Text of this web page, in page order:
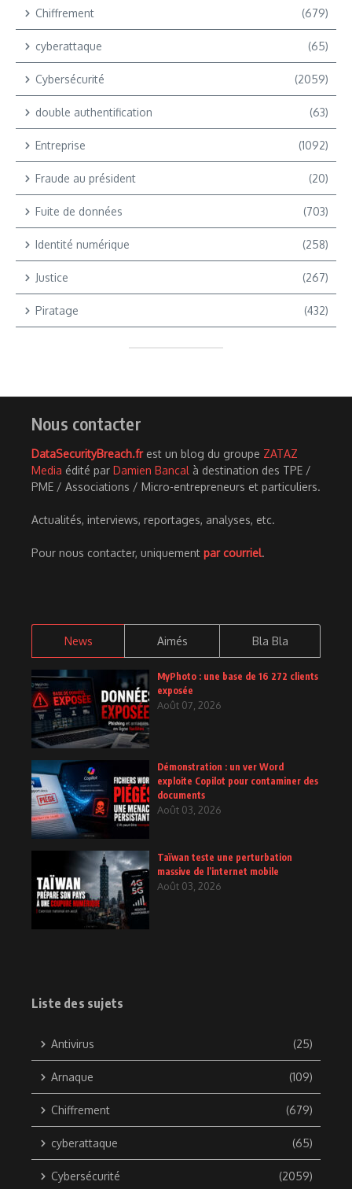
Chiffrement (679)
cyberattaque (65)
Cybersécurité (2059)
double authentification (63)
Entreprise (1092)
Fraude au président (20)
Fuite de données (703)
Identité numérique (258)
Justice (267)
Piratage (432)
Nous contacter
DataSecurityBreach.frest un blog du groupe ZATAZ
Media édité par Damien Bancal à destination des TPE /
PME / Associations / Micro-entrepreneurs et particuliers.
Actualités, interviews, reportages, analyses, etc.
Pour nous contacter, uniquement par courriel.
News Aimés Bla Bla
MyPhoto : une base de 16 272 clients
exposée
Août 07, 2026
Démonstration : un ver Word
exploite Copilot pour contaminer des
documents
Août 03, 2026
Taïwan teste une perturbation
massive de l’internet mobile
Août 03, 2026
Liste des sujets
Antivirus (25)
Arnaque (109)
Chiffrement (679)
cyberattaque (65)
Cybersécurité (2059)